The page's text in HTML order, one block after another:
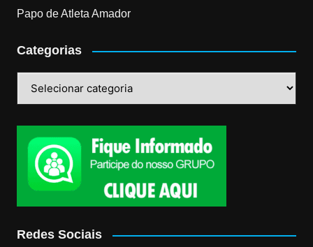
Papo de Atleta Amador
Categorias
Redes Sociais